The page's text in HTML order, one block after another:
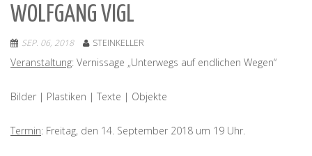
WOLFGANG VIGL
SEP. 06, 2018 STEINKELLER
Veranstaltung: Vernissage „Unterwegs auf endlichen Wegen“
Bilder | Plastiken | Texte | Objekte
Termin: Freitag, den 14. September 2018 um 19 Uhr.